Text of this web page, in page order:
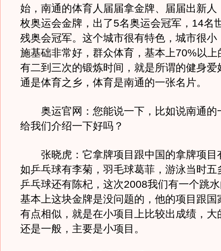
始，南通的体育人届届拿金牌、届届出新人
枚奥运会金牌，出了5名奥运会冠军，14名
残奥会冠军。这个城市很有特色，城市很小
施基础非常好，群众体育，基本上70%以上
有二到三次的锻炼时间，就是所谓的健身爱
通是体育之乡，体育是南通的一张名片
奥运官网：您能说一下，比如说南通的
给我们介绍一下好吗？
张晓虎：它拿牌项目跟中国的拿牌项目
如乒乓球有李菊，羽毛球葛菲，游泳当时五
乒乓球还有陈杞，这次2008我们有一个跳
基本上这块金牌是没问题的，他的项目跟国
有点相似，就是在小项目上比较出成绩，大
还是一般，主要是小项目。